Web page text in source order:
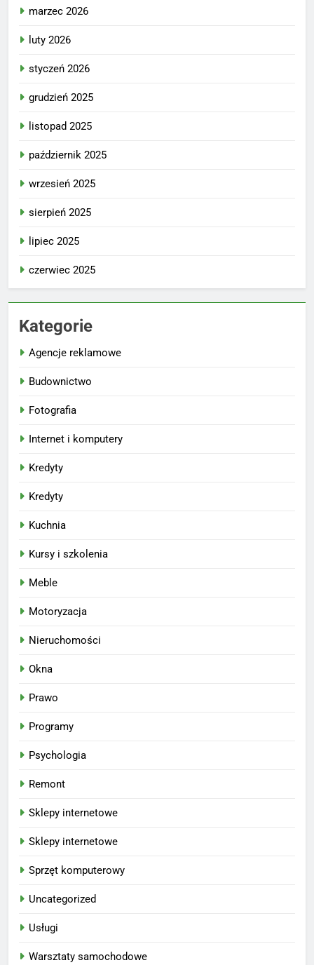
marzec 2026
luty 2026
styczeń 2026
grudzień 2025
listopad 2025
październik 2025
wrzesień 2025
sierpień 2025
lipiec 2025
czerwiec 2025
Kategorie
Agencje reklamowe
Budownictwo
Fotografia
Internet i komputery
Kredyty
Kredyty
Kuchnia
Kursy i szkolenia
Meble
Motoryzacja
Nieruchomości
Okna
Prawo
Programy
Psychologia
Remont
Sklepy internetowe
Sklepy internetowe
Sprzęt komputerowy
Uncategorized
Usługi
Warsztaty samochodowe